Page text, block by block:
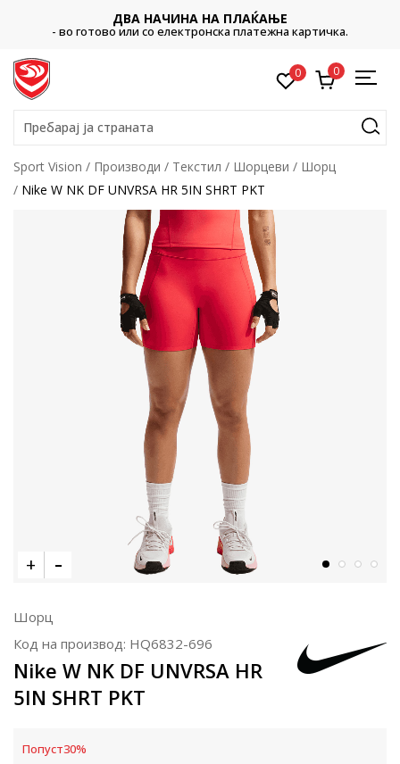
ДВА НАЧИНА НА ПЛАЌАЊЕ
- во готово или со електронска платежна картичка.
0 0
Пребарај ја страната
Sport Vision Производи Текстил Шорцеви
Шорц
Nike W NK DF UNVRSA HR 5IN SHRT PKT
Шорц
Код на производ: HQ6832-696
Nike W NK DF UNVRSA HR
5IN SHRT PKT
Попуст30%